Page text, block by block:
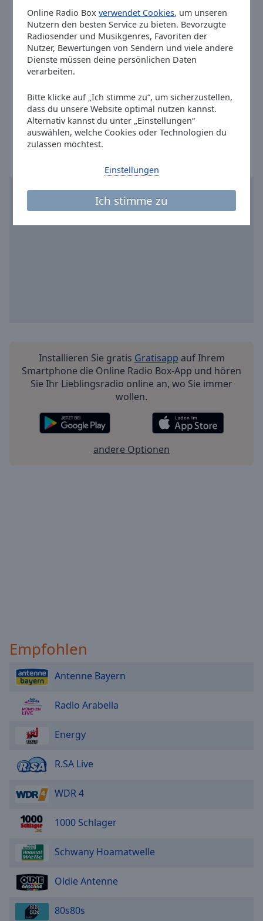
Online Radio Boxverwendet Cookies, um unseren
Nutzern den besten Service zu bieten. Bevorzugte
Radiosender und Musikgenres, Favoriten der
Nutzer, Bewertungen von Sendern und viele andere
Dienste müssen deine persönlichen Daten
verarbeiten.
Bitte klicke auf „Ich stimme zu“, um sicherzustellen,
dass du unsere Website optimal nutzen kannst.
Alternativ kannst du unter „Einstellungen“
auswählen, welche Cookies oder Technologien du
zulassen möchtest.
Ich stimme zu
Einstellungen
window.
Twitter:
@AntenneNds
Instagram: @antenneniedersachsen
Youtube:
@featured
Email: info@antenne.com
Telephone: 0511-9118-0
Pinterest
https://de.pinterest.com/antennends/
Ortszeit in Nienhagen: 00:17, 08.08.2026
Installieren Sie gratis Gratisapp auf Ihrem
Smartphone die Online Radio Box-App und hören
Sie Ihr Lieblingsradio online an, wo Sie immer
wollen.
andere Optionen
Empfohlen
Antenne Bayern
Radio Arabella
Energy
R.SA Live
WDR 4
1000 Schlager
Schwany Hoamatwelle
Oldie Antenne
80s80s